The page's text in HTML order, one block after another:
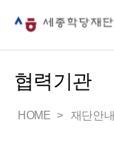
협력기관
HOME 재단안내